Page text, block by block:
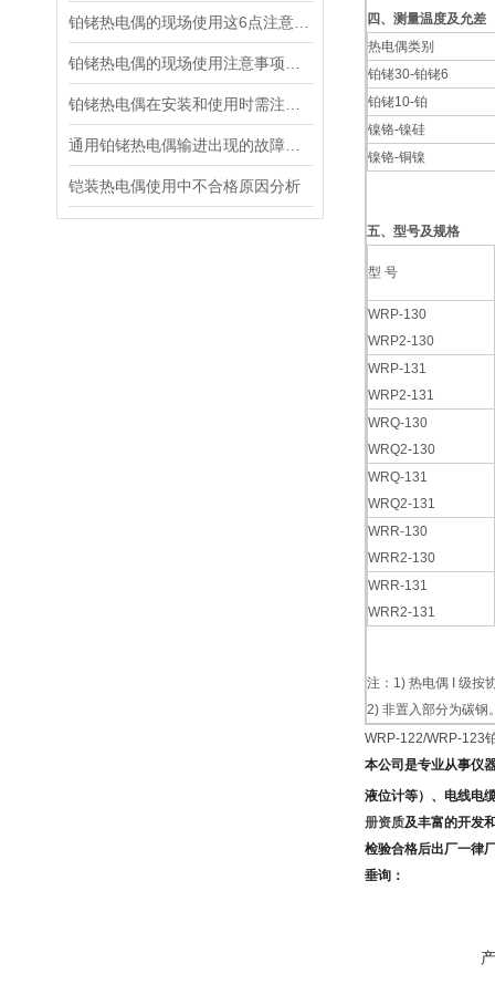
铠装热电偶使用中不合格原因分析
四、测量温度及允差
热电偶类别
铂铑30-铂铑6
铂铑10-铂
镍铬-镍硅
镍铬-铜镍
五、型号及规格
型 号
WRP-130
WRP2-130
WRP-131
WRP2-131
WRQ-130
WRQ2-130
WRQ-131
WRQ2-131
WRR-130
WRR2-130
WRR-131
WRR2-131
注：1) 热电偶 I 级按
2) 非置入部分为碳钢
WRP-122/WRP-123
本公司是专业从事仪
液位计等）、电线电
册资质及丰富的开发
检验合格后出厂一律
垂询：